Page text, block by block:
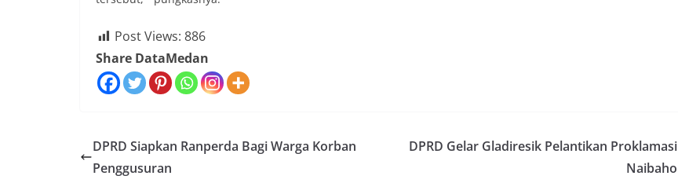
Post Views: 886
Share DataMedan
DPRD Siapkan Ranperda Bagi Warga Korban
Penggusuran
DPRD Gelar Gladiresik Pelantikan Proklamasi
Naibaho